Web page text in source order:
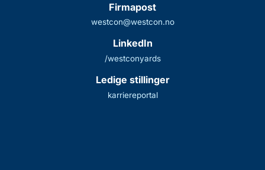
Firmapost
westcon@westcon.no
LinkedIn
/westconyards
Ledige stillinger
karriereportal